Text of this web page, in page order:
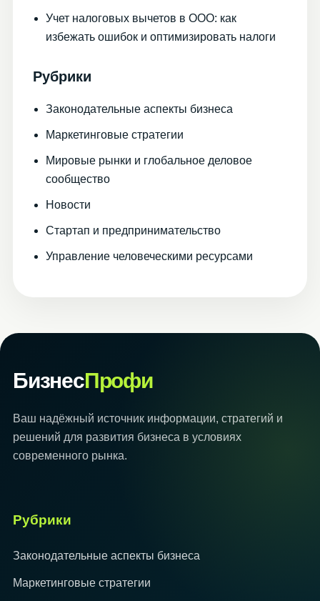
Учет налоговых вычетов в ООО: как
избежать ошибок и оптимизировать налоги
Рубрики
Законодательные аспекты бизнеса
Маркетинговые стратегии
Мировые рынки и глобальное деловое
сообщество
Новости
Стартап и предпринимательство
Управление человеческими ресурсами
БизнесПрофи
Ваш надёжный источник информации, стратегий и
решений для развития бизнеса в условиях
современного рынка.
Рубрики
Законодательные аспекты бизнеса
Маркетинговые стратегии